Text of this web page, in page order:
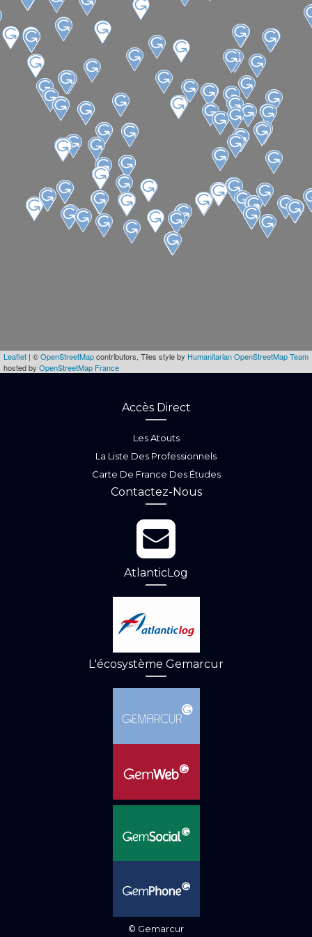
Leaflet | ©OpenStreetMapcontributors, Tiles style by Humanitarian OpenStreetMap Team
hosted by OpenStreetMap France
Accès Direct
Les Atouts
La Liste Des Professionnels
Carte De France Des Études
Contactez-Nous
AtlanticLog
L'écosystème Gemarcur
© Gemarcur